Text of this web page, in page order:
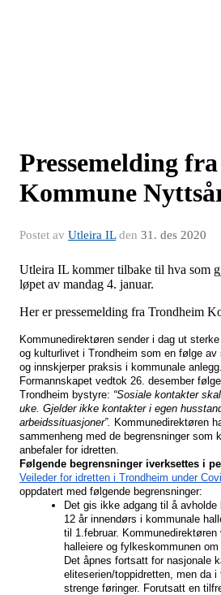
Pressemelding
Kommune
Postet av Utleira ILden 31. des 2020
Utleira IL kommer tilbake til hva som
løpet av mandag 4. januar.
Her er pressemelding fra Trondheim
Kommunedirektøren sender i dag ut
og kulturlivet i Trondheim som en følge
og innskjerper praksis i kommunale anlegg.
Formannskapet vedtok 26. desember
Trondheim bystyre: “Sosiale kontakter
uke. Gjelder ikke kontakter i egen
arbeidssituasjoner”. Kommunedirektøren
sammenheng med de begrensninger som
anbefaler for idretten.
Følgende begrensninger iverksettes i
Veileder for idretten i Trondheim under
oppdatert med følgende begrensninger:
Det gis ikke adgang til å
12 år innendørs i kommunale
til 1.februar.
halleiere og fylkeskommunen
Det åpnes fortsatt for nasjonale
eliteserien/toppidretten, men da
strenge føringer. Forutsatt en